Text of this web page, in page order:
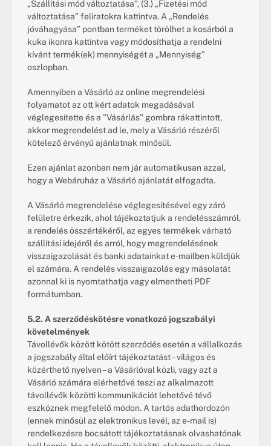
„Szállítási mód változtatása”, (3.) „Fizetési mód
változtatása” feliratokra kattintva. A „Rendelés
jóváhagyása” pontban terméket törölhet a kosárból a
kuka ikonra kattintva vagy módosíthatja a rendelni
kívánt termék(ek) mennyiségét a „Mennyiség”
oszlopban.
Amennyiben a Vásárló az online megrendelési
folyamatot az ott kért adatok megadásával
véglegesítette és a "Vásárlás" gombra rákattintott,
akkor megrendelést ad le, mely a Vásárló részéről
kötelező érvényű ajánlatnak minősül.
Ezen ajánlat azonban nem jár automatikusan azzal,
hogy a Webáruház a Vásárló ajánlatát elfogadta.
A Vásárló megrendelése véglegesítésével egy záró
felületre érkezik, ahol tájékoztatjuk a rendelésszámról,
a rendelés összértékéről, az egyes termékek várható
szállítási idejéről és arról, hogy megrendelésének
visszaigazolását és banki adatainkat e-mailben küldjük
el számára. A rendelés visszaigazolás egy másolatát
azonnal ki is nyomtathatja vagy elmentheti PDF
formátumban.
5.2. A szerződéskötésre vonatkozó jogszabályi
követelmények
Távollévők között kötött szerződés esetén a vállalkozás
a jogszabály által előírt tájékoztatást – világos és
közérthető nyelven – a Vásárlóval közli, vagy azt a
Vásárló számára elérhetővé teszi az alkalmazott
távollévők közötti kommunikációt lehetővé tévő
eszköznek megfelelő módon. A tartós adathordozón
(ennek minősül az elektronikus levél, az e-mail is)
rendelkezésre bocsátott tájékoztatásnak olvashatónak